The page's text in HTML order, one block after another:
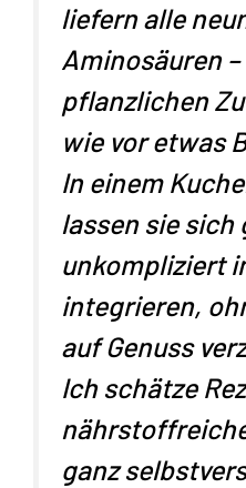
liefern alle
Aminosäuren
pflanzlichen
wie vor etwas
In einem
lassen sie sich
unkompliziert
integrieren,
auf Genuss
Ich schätze
ganz